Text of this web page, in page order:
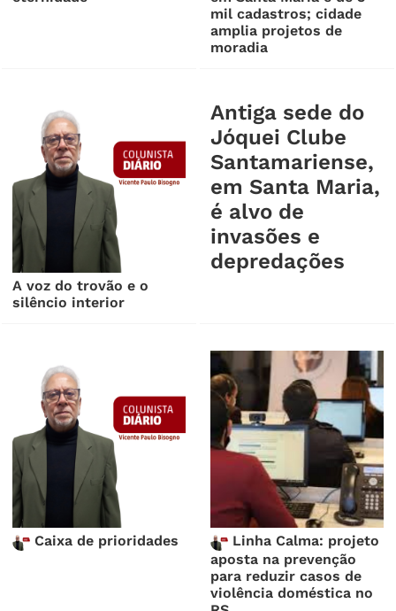
mil cadastros; cidade
amplia projetos de
moradia
A voz do trovão e o
silêncio interior
Antiga sede do
Jóquei Clube
Santamariense,
em Santa Maria,
é alvo de
invasões e
depredações
Caixa de prioridades
Linha Calma: projeto
aposta na prevenção
para reduzir casos de
violência doméstica no